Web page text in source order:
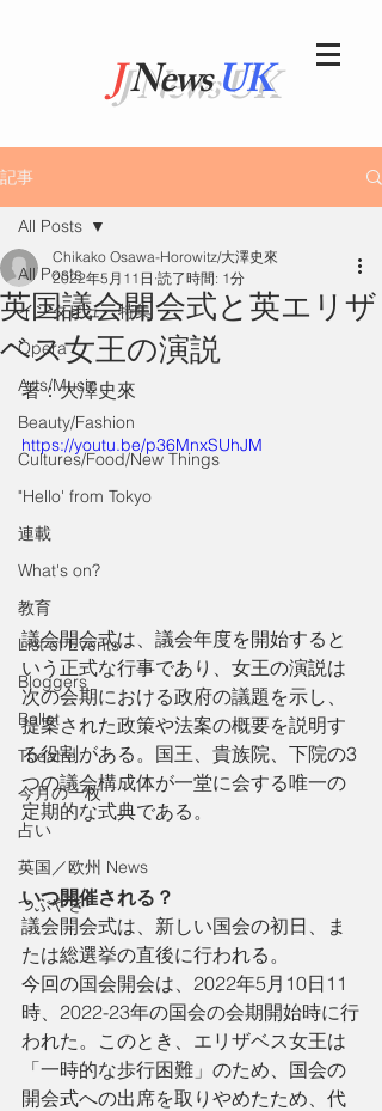
JNewsUK
記事
All Posts
インタビュー特集
Opera
Arts/Music
Beauty/Fashion
Cultures/Food/New Things
"Hello' from Tokyo
連載
What's on?
教育
List of Events
Bloggers
Ballet
Theatre
今月の一枚
占い
英国／欧州 News
つぶやき
All Posts
英国議会開会式と英エリザ
ベス女王の演説
Chikako Osawa-Horowitz/大澤史來
2022年5月11日 読了時間: 1分
著：大澤史來
https://youtu.be/p36MnxSUhJM
議会開会式は、議会年度を開始すると
いう正式な行事であり、女王の演説は
次の会期における政府の議題を示し、
提案された政策や法案の概要を説明す
る役割がある。国王、貴族院、下院の3
つの議会構成体が一堂に会する唯一の
定期的な式典である。
いつ開催される？
議会開会式は、新しい国会の初日、ま
たは総選挙の直後に行われる。
今回の国会開会は、2022年5月10日11
時、2022-23年の国会の会期開始時に行
われた。このとき、エリザベス女王は
「一時的な歩行困難」のため、国会の
開会式への出席を取りやめたため、代